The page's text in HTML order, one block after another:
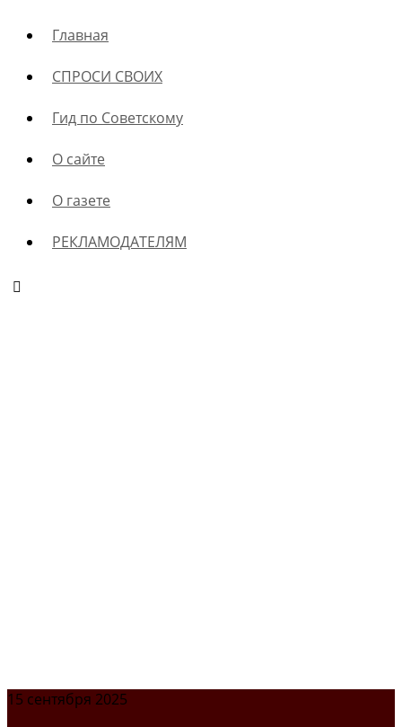
Главная
СПРОСИ СВОИХ
Гид по Советскому
О сайте
О газете
РЕКЛАМОДАТЕЛЯМ
15 сентября 2025